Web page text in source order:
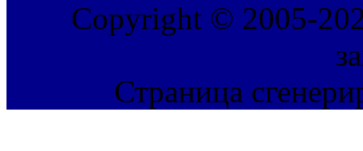
Copyright © 2005-
Страница